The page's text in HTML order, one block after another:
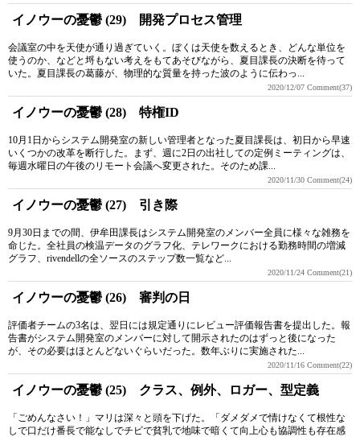
イノウーの憂鬱 (29) 開発プロセス管理
会議室の中を天使が通り過ぎていく。ぼくは天使を数えるとき、どんな単位を
使うのか、などと埒もない考えをもてあそびながら、夏目課長の決断を待って
いた。夏目課長の葛藤が、物理的な質量を持った波のように伝わっ...
2020/12/07 Comment(37)
イノウーの憂鬱 (28) 特権ID
10月1日からシステム開発室の新しい管理者となった夏目課長は、初日から早速
いくつかの改革を断行した。まず、週に2日の出社しての定例ミーティングは、
毎週水曜日の午後のリモート会議へ変更された。そのため課...
2020/11/30 Comment(24)
イノウーの憂鬱 (27) 引き際
9月30日までの間、伊牟田課長はシステム開発室のメンバー全員に様々な雑務を
命じた。全社員の検温データのグラフ化、テレワークにおける勤務時間の増減
グラフ、rivendellの全ソースのステップ数一覧など...
2020/11/24 Comment(21)
イノウーの憂鬱 (26) 審判の日
評価者チームの3名は、翌日には規定通りにレビュー評価報告書を提出した。報
告書がシステム開発室のメンバーに対して開示されたのはずっと後になった
が、その必要はほとんどないぐらいだった。数年ぶりに実施された...
2020/11/16 Comment(22)
イノウーの憂鬱 (25) クラス、例外、ロガー、型定義
「ごめんなさい！」マリは深々と頭を下げた。「ダメダメで情けなくて根性な
しで口だけ番長で能なしでチビで貧乳で地味で暗くて向上心も協調性も存在感